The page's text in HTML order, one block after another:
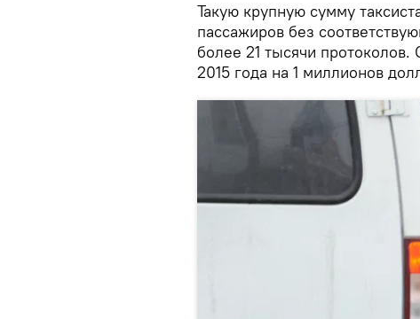
Такую крупную сумму
пассажиров без
более 21 тысячи
2015 года на 1 миллионов